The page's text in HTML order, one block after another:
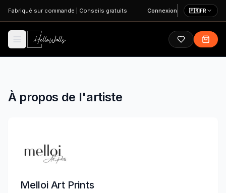
Aller au contenu principal
Fabriqué sur commande Conseils gratuits Connexion 🇫🇷FR
À propos de l'artiste
Melloi Art Prints